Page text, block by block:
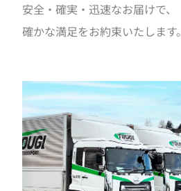
安全・確実・迅速なお届けで、
確かな満足をお約束いたします。